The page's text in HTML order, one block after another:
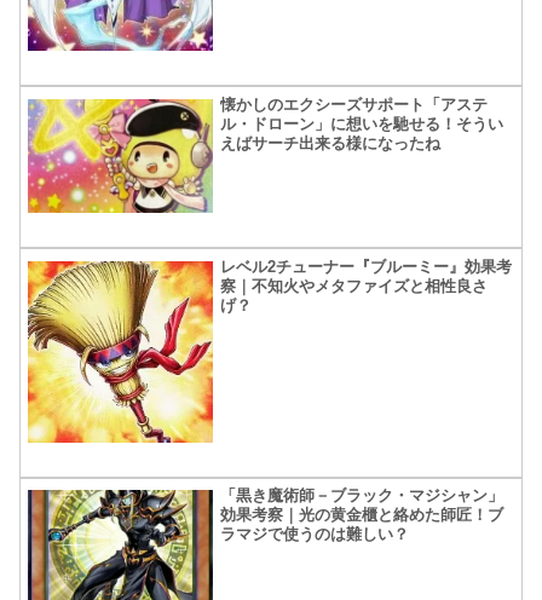
懐かしのエクシーズサポート「アステ
ル・ドローン」に想いを馳せる！そうい
えばサーチ出来る様になったね
レベル2チューナー『ブルーミー』効果考
察｜不知火やメタファイズと相性良さ
げ？
「黒き魔術師－ブラック・マジシャン」
効果考察｜光の黄金櫃と絡めた師匠！ブ
ラマジで使うのは難しい？